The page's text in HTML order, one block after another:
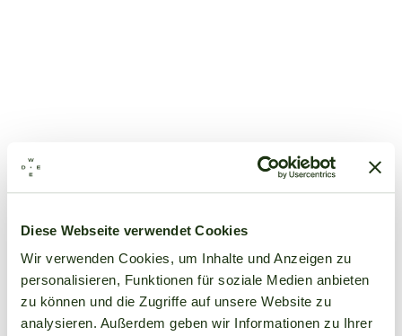
Diese Webseite verwendet Cookies
Wir verwenden Cookies, um Inhalte und Anzeigen zu
personalisieren, Funktionen für soziale Medien anbieten
zu können und die Zugriffe auf unsere Website zu
analysieren. Außerdem geben wir Informationen zu Ihrer